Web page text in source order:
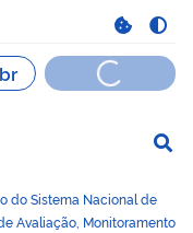
do Sistema Nacional de
Avaliação, Monitoramento